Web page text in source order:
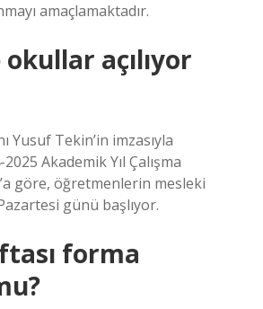
amaçlamaktadır.
okullar açılıyor
Yusuf Tekin’in imzasıyla
Akademik Yıl Çalışma
göre, öğretmenlerin mesleki
günü başlıyor.
forma